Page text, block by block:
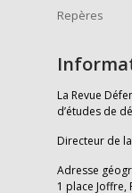
Repères
La Revue
d’études de
Directeur de
Adresse
1 place Joffre,